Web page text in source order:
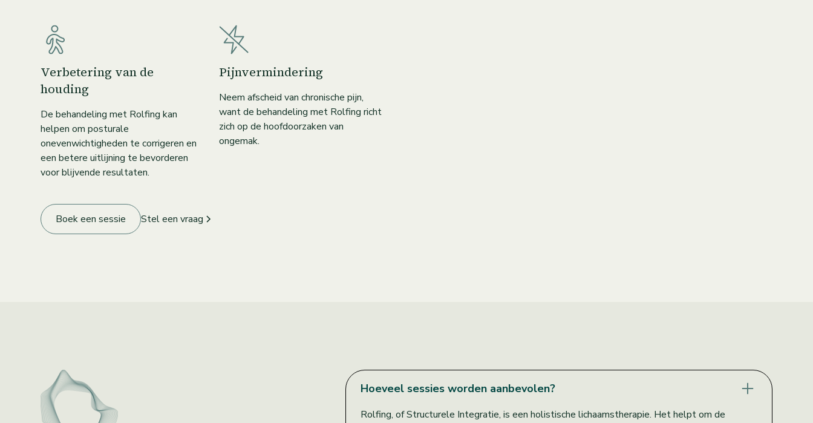
Verbetering van de
houding
De behandeling met Rolfing kan
helpen om posturale
onevenwichtigheden te corrigeren en
een betere uitlijning te bevorderen
voor blijvende resultaten.
Pijnvermindering
Neem afscheid van chronische pijn,
want de behandeling met Rolfing richt
zich op de hoofdoorzaken van
ongemak.
Boek een sessie Stel een vraag
Hoeveel sessies worden aanbevolen?
Rolfing, of Structurele Integratie, is een holistische lichaamstherapie. Het helpt om de